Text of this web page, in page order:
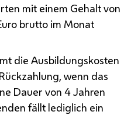
mit einem Gehalt von
brutto im Monat
die Ausbildungskosten
wenn das
Dauer von 4 Jahren
fällt lediglich ein